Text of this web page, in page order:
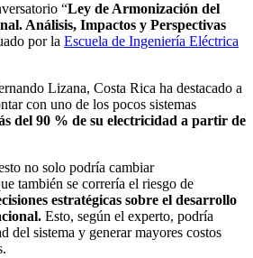
“Ley de Armonización del
Análisis, Impactos y Perspectivas
por la Escuela de Ingeniería Eléctrica
Lizana, Costa Rica ha destacado a
con uno de los pocos sistemas
del 90 % de su electricidad a partir de
no solo podría cambiar
también se correría el riesgo de
estratégicas sobre el desarrollo
Esto, según el experto, podría
del sistema y generar mayores costos